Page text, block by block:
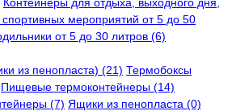
мероприятий от 5 до 50
от 5 до 30 литров (6)
из пенопласта) (21) Термобоксы
Пищевые термоконтейнеры (14)
(7) Ящики из пенопласта (0)